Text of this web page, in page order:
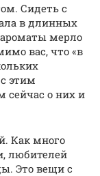
Сидеть с
в длинных
мерло
вас, что «в
этим
сейчас о них и
Как много
любителей
Это вещи с